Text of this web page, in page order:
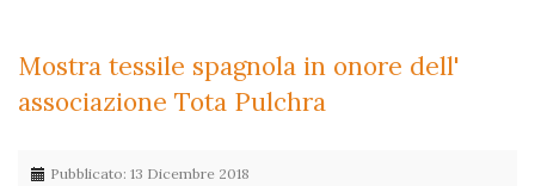
Mostra tessile spagnola in onore dell'
associazione Tota Pulchra
Pubblicato: 13 Dicembre 2018